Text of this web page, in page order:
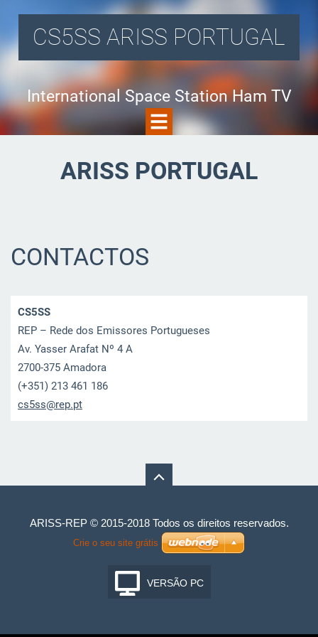
CS5SS ARISS PORTUGAL
International Space Station Ham TV
ARISS PORTUGAL
CONTACTOS
CS5SS
REP – Rede dos Emissores Portugueses
Av. Yasser Arafat Nº 4 A
2700-375 Amadora
(+351) 213 461 186
cs5ss@rep.pt
ARISS-REP © 2015-2018 Todos os direitos reservados.
Crie o seu site grátis
VERSÃO PC